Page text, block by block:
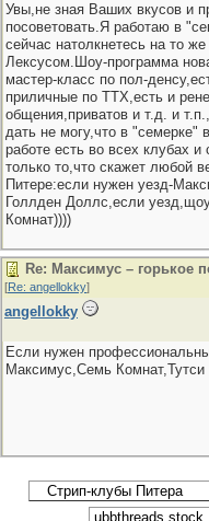
Увы,не зная Ваших вкусов и
посоветовать.Я работаю в
сейчас натолкнетесь на то
Лексусом.Шоу-программа
мастер-класс по пол-
приличные по ТТХ,есть и
общения,приватов и т.д. и
дать не могу,что в "семерке"
работе есть во всех клубах
только то,что скажет любой
Питере:если нужен уезд-
Голлден Доллс,если
Комнат))))
Re: Максимус – горькое
[Re: angellokky]
angellokky
Если нужен
Максимус,Семь Комнат,Тутси